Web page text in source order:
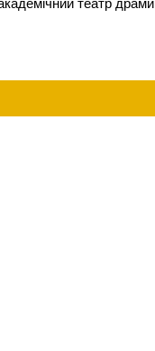
театр драми